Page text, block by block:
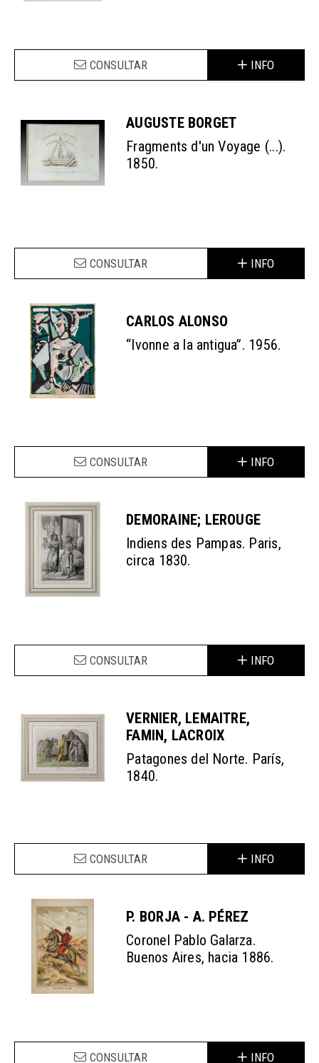
CONSULTAR INFO
AUGUSTE BORGET
Fragments d'un Voyage (...).
1850.
CONSULTAR INFO
CARLOS ALONSO
“Ivonne a la antigua”. 1956.
CONSULTAR INFO
DEMORAINE; LEROUGE
Indiens des Pampas. Paris,
circa 1830.
CONSULTAR INFO
VERNIER, LEMAITRE,
FAMIN, LACROIX
Patagones del Norte. París,
1840.
CONSULTAR INFO
P. BORJA - A. PÉREZ
Coronel Pablo Galarza.
Buenos Aires, hacia 1886.
CONSULTAR INFO